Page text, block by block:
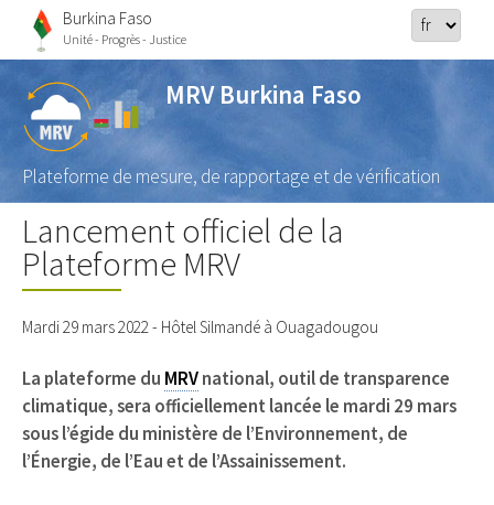
Burkina Faso
Unité - Progrès - Justice
MRV Burkina Faso
Plateforme de mesure, de rapportage et de vérification
Lancement officiel de la
Plateforme MRV
Mardi 29 mars 2022 - Hôtel Silmandé à Ouagadougou
La plateforme du MRVnational, outil de transparence
climatique, sera officiellement lancée le mardi 29 mars
sous l’égide du ministère de l’Environnement, de
l’Énergie, de l’Eau et de l’Assainissement.